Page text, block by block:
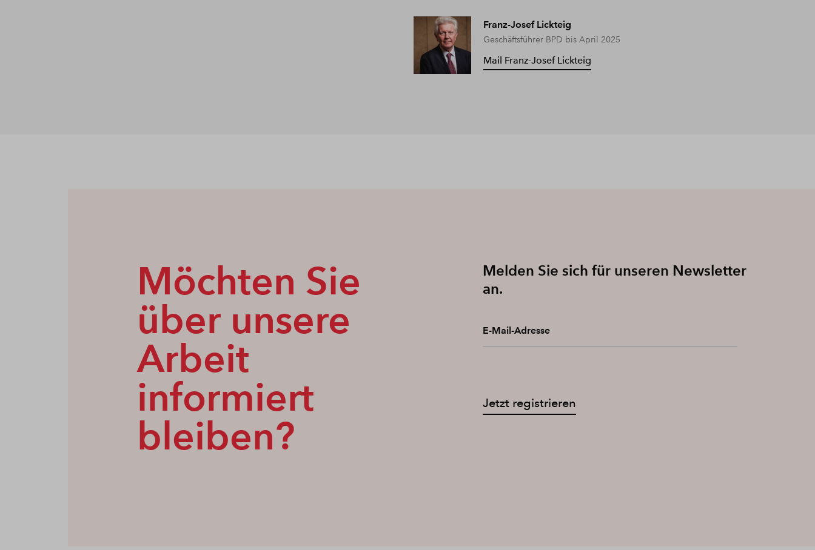
Franz-Josef Lickteig
Geschäftsführer BPD bis April 2025
Mail Franz-Josef Lickteig
Möchten Sie
über unsere
Arbeit
informiert
bleiben?
Melden Sie sich für unseren Newsletter
an.
E-Mail-Adresse
Jetzt registrieren